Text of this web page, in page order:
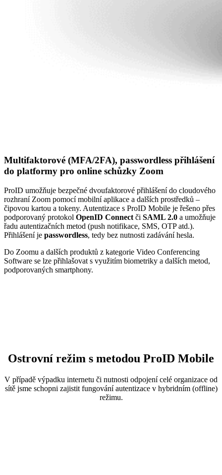
Multifaktorové (MFA/2FA), passwordless přihlášení
do platformy pro online schůzky Zoom
ProID umožňuje bezpečné dvoufaktorové přihlášení do cloudového
rozhraní Zoom pomocí mobilní aplikace a dalších prostředků –
čipovou kartou a tokeny. Autentizace s ProID Mobile je řešeno přes
podporovaný protokol OpenID Connect či SAML 2.0 a umožňuje
řadu autentizačních metod (push notifikace, SMS, OTP atd.).
Přihlášení je passwordless, tedy bez nutnosti zadávání hesla.
Do Zoomu a dalších produktů z kategorie Video Conferencing
Software se lze přihlašovat s využitím biometriky a dalších metod,
podporovaných smartphony.
Ostrovní režim s metodou ProID Mobile
V případě výpadku internetu či nutnosti odpojení celé organizace od
sítě jsme schopni zajistit fungování autentizace v hybridním (offline)
režimu.